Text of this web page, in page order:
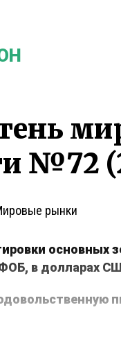
№72
рынки
основных
в долларах